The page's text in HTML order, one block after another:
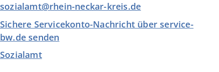
sozialamt@rhein-neckar-kreis.de
Sichere Servicekonto-Nachricht über service-
bw.de senden
Sozialamt